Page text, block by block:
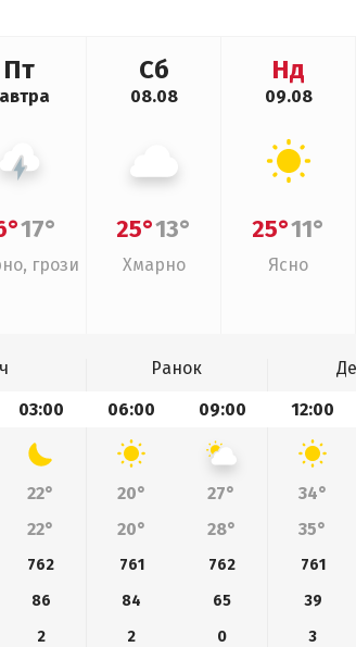
Пт
17°
грози
Сб
08.08
25°13°
Хмарно
Нд
09.08
25°11°
Ясно
Ранок
03:00 06:00 09:00 12:00
22° 20° 27° 34°
22° 20° 28° 35°
762 761 762 761
86 84 65 39
2 2 0 3